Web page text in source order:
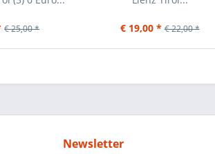
€ 25,00 * € 19,00 * € 22,00 *
Newsletter